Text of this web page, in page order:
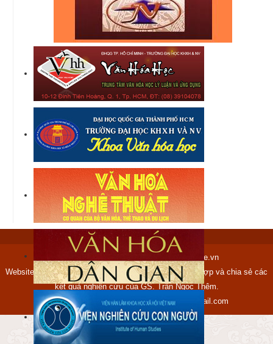
Copyright © 2012-2017 tranngocthem.name.vn
Website tranngocthem.name.vn được lập ra nhằm tập hợp và chia sẻ các
kết quả nghiên cứu của GS. Trần Ngọc Thêm.
Mọi ý kiến xin gửi về địa chỉ:ngocthem@gmail.com